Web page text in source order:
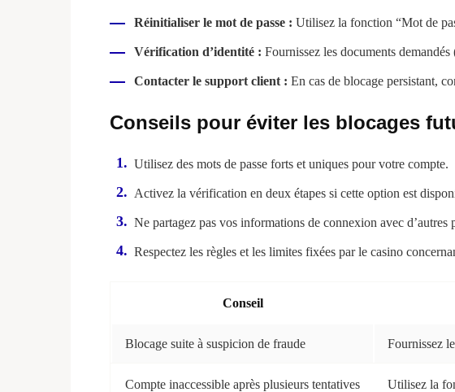
Réinitialiser le mot de passe : Utilisez la fonction “Mot de
Vérification d’identité : Fournissez les documents
Contacter le support client : En cas de blocage persistant,
Conseils pour éviter les blocages
Utilisez des mots de passe forts et uniques pour votre compte.
Activez la vérification en deux étapes si cette option est
Ne partagez pas vos informations de connexion avec d’autres
Respectez les règles et les limites fixées par le casino
Conseil
Blocage suite à suspicion de fraude Fournissez
Compte inaccessible après plusieurs tentatives Utilisez la